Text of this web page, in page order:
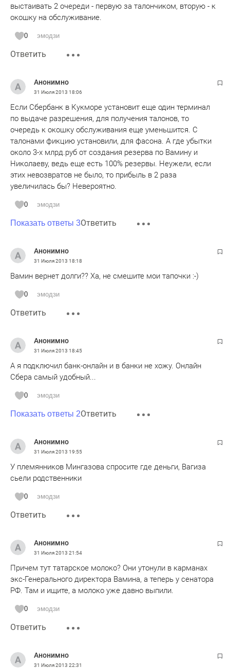
выстаивать 2 очереди - первую за талончиком, вторую - к
окошку на обслуживание.
0 эмодзи
Ответить
Анонимно
31 Июля 2013 18:06
Если Сбербанк в Кукморе установит еще один терминал
по выдаче разрешения, для получения талонов, то
очередь к окошку обслуживания еще уменьшится. С
талонами фикцию установили, для фасона. А где убытки
около 3-х млрд.руб от создания резерва по Вамину и
Николаеву, ведь еще есть 100% резервы. Неужели, если
этих невозвратов не было, то прибыль в 2 раза
увеличилась бы? Невероятно.
0 эмодзи
Показать ответы 3Ответить
Анонимно
31 Июля 2013 18:18
Вамин вернет долги?? Ха, не смешите мои тапочки :-)
0 эмодзи
Ответить
Анонимно
31 Июля 2013 18:45
А я подключил банк-онлайн и в банки не хожу. Онлайн
Сбера самый удобный...
0 эмодзи
Показать ответы 2Ответить
Анонимно
31 Июля 2013 19:55
У племянников Мингазова спросите где деньги, Вагиза
сьели родственники
0 эмодзи
Ответить
Анонимно
31 Июля 2013 21:54
Причем тут татарское молоко? Они утонули в карманах
экс-Генерального директора Вамина, а теперь у сенатора
РФ. Там и ищите, а молоко уже давно выпили.
0 эмодзи
Ответить
Анонимно
31 Июля 2013 22:31